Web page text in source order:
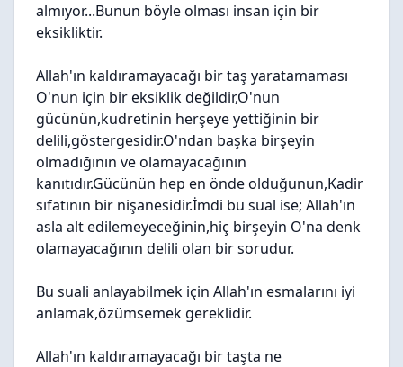
almıyor...Bunun böyle olması insan için bir
eksikliktir.
Allah'ın kaldıramayacağı bir taş yaratamaması
O'nun için bir eksiklik değildir,O'nun
gücünün,kudretinin herşeye yettiğinin bir
delili,göstergesidir.O'ndan başka birşeyin
olmadığının ve olamayacağının
kanıtıdır.Gücünün hep en önde olduğunun,Kadir
sıfatının bir nişanesidir.İmdi bu sual ise; Allah'ın
asla alt edilemeyeceğinin,hiç birşeyin O'na denk
olamayacağının delili olan bir sorudur.
Bu suali anlayabilmek için Allah'ın esmalarını iyi
anlamak,özümsemek gereklidir.
Allah'ın kaldıramayacağı bir taşta ne